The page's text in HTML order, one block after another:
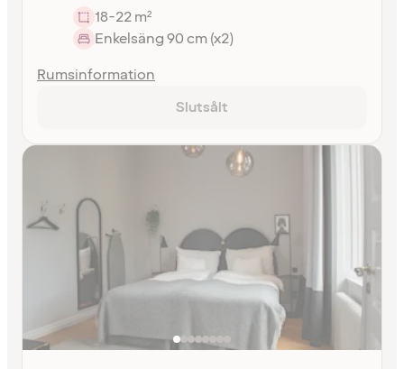
18-22 m²
Enkelsäng 90 cm (x2)
Rumsinformation
Slutsålt